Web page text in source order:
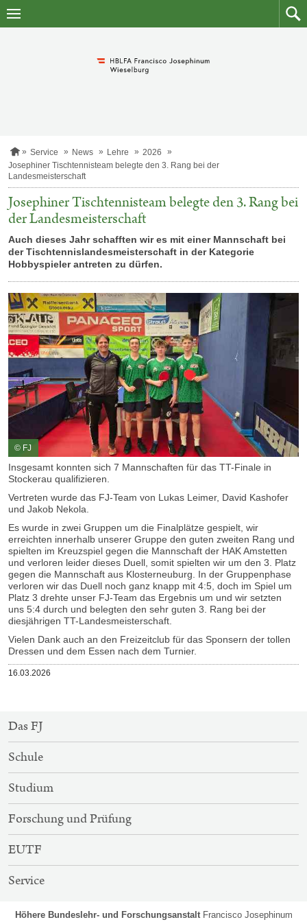
Zum
Zum
S
a
t
s
e
t
e
Service News Lehre
2026
Josephiner Tischtennisteam belegte den 3. Rang bei der
Landesmeisterschaft
Josephiner Tischtennisteam belegte den 3. Rang bei
der Landesmeisterschaft
Auch dieses Jahr schafften wir es mit einer Mannschaft bei
der Tischtennislandesmeisterschaft in der Kategorie
Hobbyspieler antreten zu dürfen.
© FJ
Insgesamt konnten sich 7 Mannschaften für das TT-Finale in
Stockerau qualifizieren.
Vertreten wurde das FJ-Team von Lukas Leimer, David Kashofer
und Jakob Nekola.
Es wurde in zwei Gruppen um die Finalplätze gespielt, wir
erreichten innerhalb unserer Gruppe den guten zweiten Rang und
spielten im Kreuzspiel gegen die Mannschaft der HAK Amstetten
und verloren leider dieses Duell, somit spielten wir um den 3. Platz
gegen die Mannschaft aus Klosterneuburg. In der Gruppenphase
verloren wir das Duell noch ganz knapp mit 4:5, doch im Spiel um
Platz 3 drehte unser FJ-Team das Ergebnis um und wir setzten
uns 5:4 durch und belegten den sehr guten 3. Rang bei der
diesjährigen TT-Landesmeisterschaft.
Vielen Dank auch an den Freizeitclub für das Sponsern der tollen
Dressen und dem Essen nach dem Turnier.
Veröffentlicht
16.03.2026
SITEMAP-
NAVIGATION
Das FJ
Schule
Studium
Forschung und Prüfung
EUTF
Service
Höhere Bundeslehr- und ForschungsanstaltFrancisco Josephinum